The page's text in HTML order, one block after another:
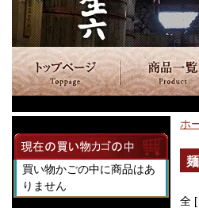
買い物かごの中に商品はあ
りません
ホ
全 [